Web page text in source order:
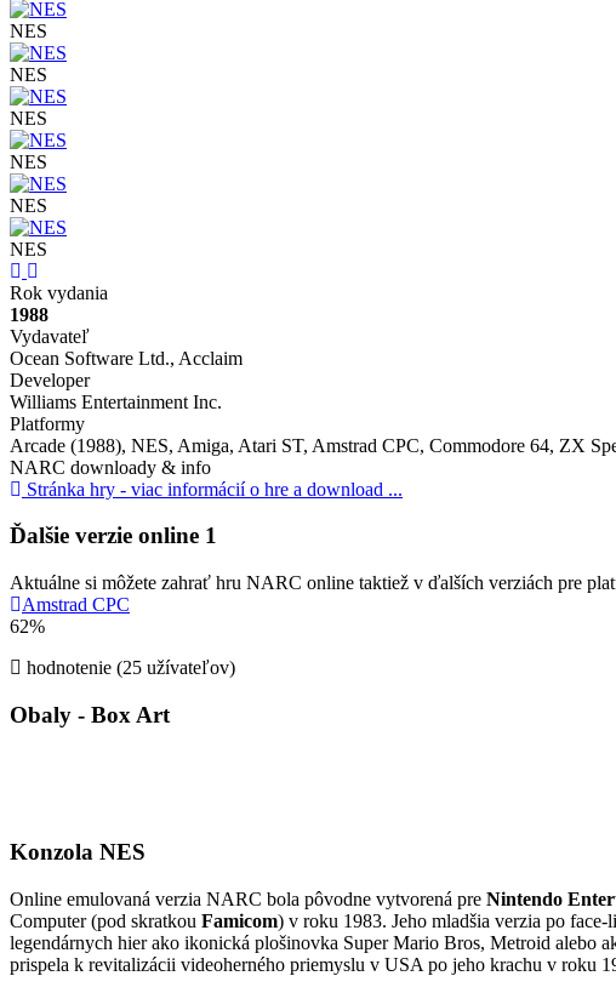
NES
NES
NES
NES
NES
NES
Previous
Rok vydania
1988
Vydavateľ
Ocean Software Ltd., Acclaim
Developer
Williams Entertainment Inc.
Platformy
Arcade (1988), NES, Amiga, Atari ST, Amstrad CPC, Commodore 64, ZX
NARC downloady & info
Stránka hry - viac informácií o hre a download ...
Ďalšie verzie online 1
Aktuálne si môžete zahrať hru NARC online taktiež v ďalších verziách pre
Amstrad CPC
62%
hodnotenie (25 užívateľov)
Obaly - Box Art
Konzola NES
Online emulovaná verzia NARC bola pôvodne vytvorená pre Nintendo
Computer (pod skratkou Famicom) v roku 1983. Jeho mladšia verzia po
legendárnych hier ako ikonická plošinovka Super Mario Bros, Metroid alebo
prispela k revitalizácii videoherného priemyslu v USA po jeho krachu v roku